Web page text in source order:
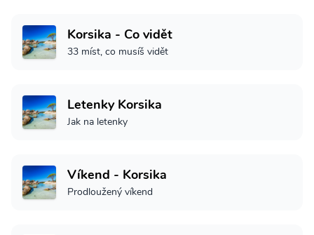
Korsika - Co vidět
33 míst, co musíš vidět
Letenky Korsika
Jak na letenky
Víkend - Korsika
Prodloužený víkend